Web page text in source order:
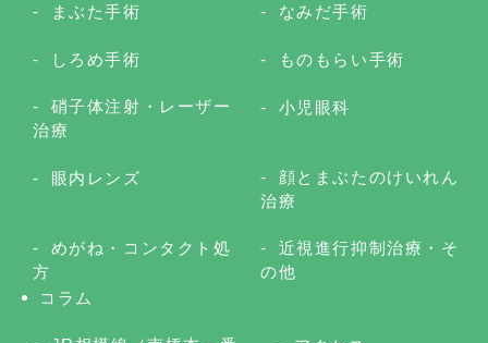
まぶた手術 なみだ手術
しろめ手術 ものもらい手術
硝子体注射・レーザー
治療
小児眼科
眼内レンズ
顔とまぶたのけいれん
治療
めがね・コンタクト処
方
近視進行抑制治療・そ
の他
コラム